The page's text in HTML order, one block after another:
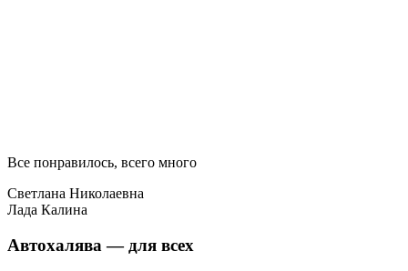
Все понравилось, всего много
Светлана Николаевна
Лада Калина
Автохалява — для всех